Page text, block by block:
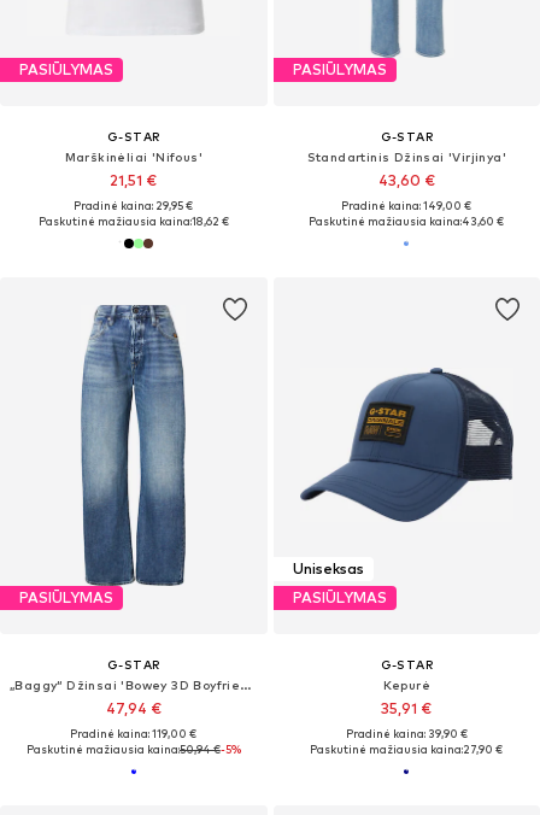
PASIŪLYMAS
G-STAR
Marškinėliai 'Nifous'
21,51 €
Pradinė kaina: 29,95 €
Paskutinė mažiausia kaina:18,62 €
PASIŪLYMAS
G-STAR
Standartinis Džinsai 'Virjinya'
43,60 €
Pradinė kaina: 149,00 €
Paskutinė mažiausia kaina:43,60 €
PASIŪLYMAS
G-STAR
„Baggy“ Džinsai 'Bowey 3D Boyfriend Wmn'
47,94 €
Pradinė kaina: 119,00 €
Paskutinė mažiausia kaina:50,94 €-5%
Uniseksas
PASIŪLYMAS
G-STAR
Kepurė
35,91 €
Pradinė kaina: 39,90 €
Paskutinė mažiausia kaina:27,90 €